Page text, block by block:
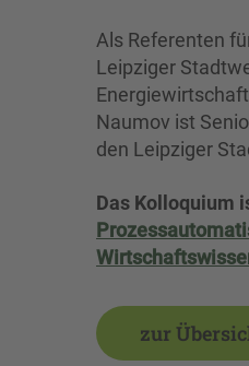
Als Referenten
Leipziger
Naumov ist
den Leipziger
Das Kolloquium
zur